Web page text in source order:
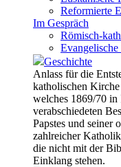
Reformierte
Im Gespräch
Römisch-
Geschichte
Anlass für die
katholischen
welches 1869/70
verabschiedeten
Papstes und seiner
zahlreicher
die nicht mit der
Einklang stehen.